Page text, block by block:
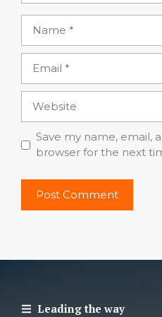
Save my name, email,
browser for the next
Leading the way